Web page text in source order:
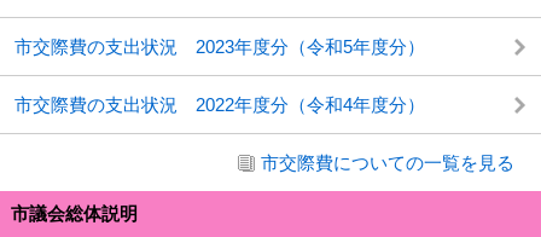
市交際費の支出状況 2023年度分（令和5年度分）
市交際費の支出状況 2022年度分（令和4年度分）
市交際費についての一覧を見る
市議会総体説明